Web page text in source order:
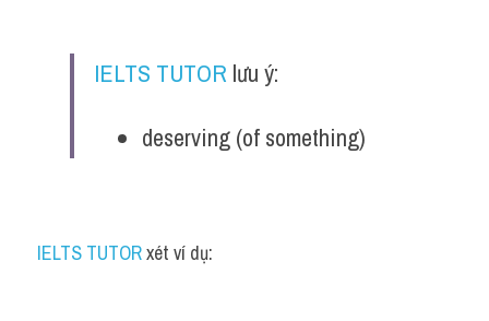
IELTS TUTOR lưu ý:
deserving (of something)
IELTS TUTOR xét ví dụ: